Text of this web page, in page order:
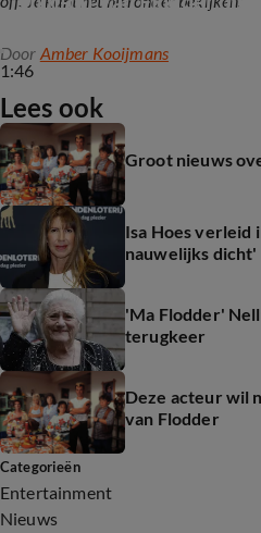
1:46
Door Amber Kooijmans
Lees ook
Groot nieuws
Isa Hoes verleid
nauwelijks dicht'
'Ma Flodder'
terugkeer
Deze acteur wil
van Flodder
Categorieën
Entertainment
Nieuws